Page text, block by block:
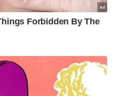
kepada Parlimen
mekanisme
menjejaskan rahsia
pengurusan